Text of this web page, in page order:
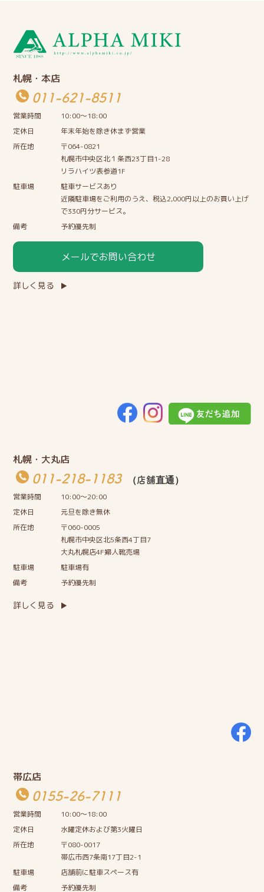
札幌・本店
011-621-8511
営業時間
10:00〜18:00
定休日
年末年始を除き休まず営業
所在地
〒064-0821
札幌市中央区北１条西23丁目1-28
リラハイツ表参道1F
駐車場
駐車サービスあり
近隣駐車場をご利用のうえ、税込2,000円以上のお買い上げ
で330円分サービス。
備考
予約優先制
メールでお問い合わせ
詳しく見る
札幌・大丸店
011-218-1183
（店舗直通）
営業時間
10:00〜20:00
定休日
元旦を除き無休
所在地
〒060-0005
札幌市中央区北5条西4丁目7
大丸札幌店4F婦人靴売場
駐車場
駐車場有
備考
予約優先制
詳しく見る
帯広店
0155-26-7111
営業時間
10:00〜18:00
定休日
水曜定休および第3火曜日
所在地
〒080-0017
帯広市西7条南17丁目2-1
駐車場
店舗前に駐車スペース有
備考
予約優先制